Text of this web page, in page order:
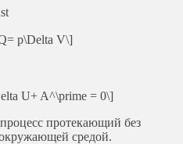
протекающий без
средой.